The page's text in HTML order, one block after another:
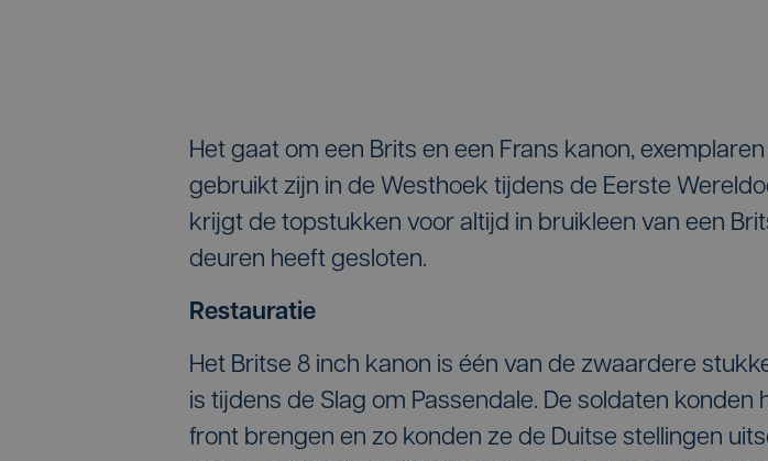
Het gaat om een Brits en een Frans kanon,
gebruikt zijn in de Westhoek tijdens de Eerste
krijgt de topstukken voor altijd in bruikleen van een
deuren heeft gesloten.
Restauratie
Het Britse 8 inch kanon is één van de zwaardere
is tijdens de Slag om Passendale. De soldaten konden
front brengen en zo konden ze de Duitse stellingen